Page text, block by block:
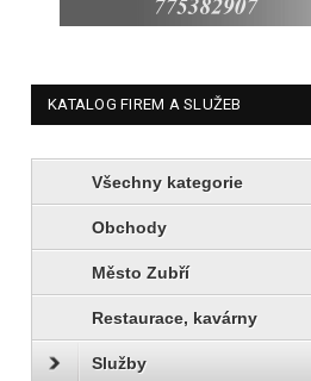
KATALOG FIREM A SLUŽEB
Všechny kategorie
Obchody
Město Zubří
Restaurace, kavárny
Služby